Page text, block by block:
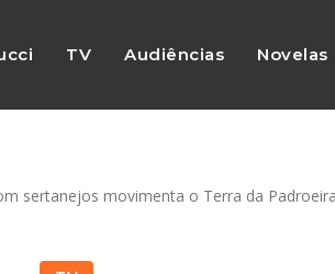
TV Audiências Novelas
sertanejos movimenta o Terra da Padroeira